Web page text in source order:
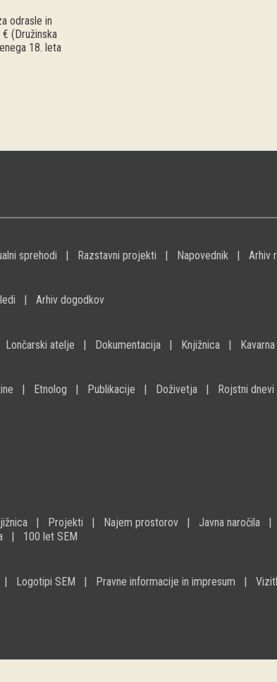
odrasle in
(Družinska
18. leta
sprehodi Razstavni projekti Napovednik Arhiv
Arhiv dogodkov
Lončarski atelje Dokumentacija Knjižnica
Etnolog Publikacije Doživetja Rojstni dnevi
Projekti Najem prostorov Javna naročila
100 let SEM
Logotipi SEM Pravne informacije in impresum